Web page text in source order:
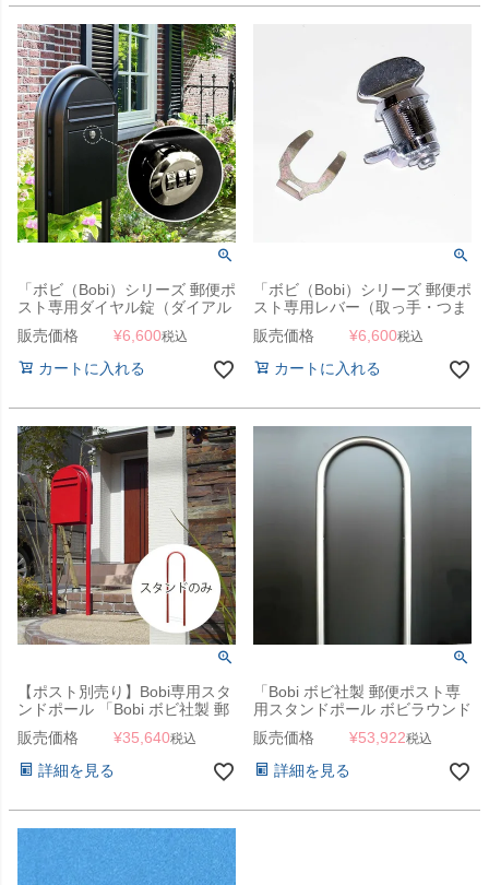
「ボビ（Bobi）シリーズ 郵便ポ
スト専用ダイヤル錠（ダイアル
錠）」
販売価格 ¥6,600税込
カートに入れる
「ボビ（Bobi）シリーズ 郵便ポ
スト専用レバー（取っ手・つま
み）」
販売価格 ¥6,600税込
カートに入れる
【ポスト別売り】Bobi専用スタ
ンドポール 「Bobi ボビ社製 郵
便ポスト専用スタンド ボビラウ
ンド ※ポスト別売り」
販売価格 ¥35,640税込
詳細を見る
「Bobi ボビ社製 郵便ポスト専
用スタンドポール ボビラウンド
ステンレス ※ポストは別売り」
販売価格 ¥53,922税込
詳細を見る